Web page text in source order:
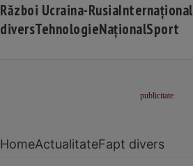
Război Ucraina-RusiaInternațional
diversTehnologieNaționalSport
HomeActualitateFapt divers